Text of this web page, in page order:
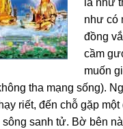
là như
như có
đồng
cầm
muốn
tha mạng sống).
riết, đến chỗ gặp
sông sanh tử. Bờ bên